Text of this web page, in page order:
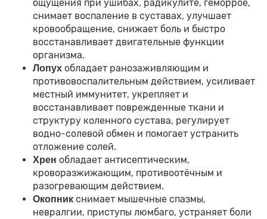
ощущения при ушибах, радикулите, геморрое,
снимает воспаление в суставах, улучшает
кровообращение, снижает боль и быстро
восстанавливает двигательные функции
организма.
Лопух обладает ранозаживляющим и
противовоспалительным действием, усиливает
местный иммунитет, укрепляет и
восстанавливает поврежденные ткани и
структуру коленного сустава, регулирует
водно-солевой обмен и помогает устранить
отложение солей.
Хрен обладает антисептическим,
кроворазжижающим, противоотёчным и
разогревающим действием.
Окопник снимает мышечные спазмы,
невралгии, приступы люмбаго, устраняет боли